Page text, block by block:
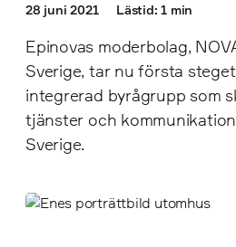
28 juni 2021 Lästid: 1 min
Epinovas moderbolag,
Sverige, tar nu första
integrerad byrågrupp som
tjänster och
Sverige.